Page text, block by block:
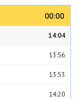
00:00
00:00
14:04
13:56
13:53
14:20